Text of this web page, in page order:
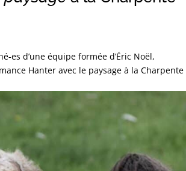
es d’une équipe formée d’Éric Noël,
Hanter avec le paysage à la Charpente